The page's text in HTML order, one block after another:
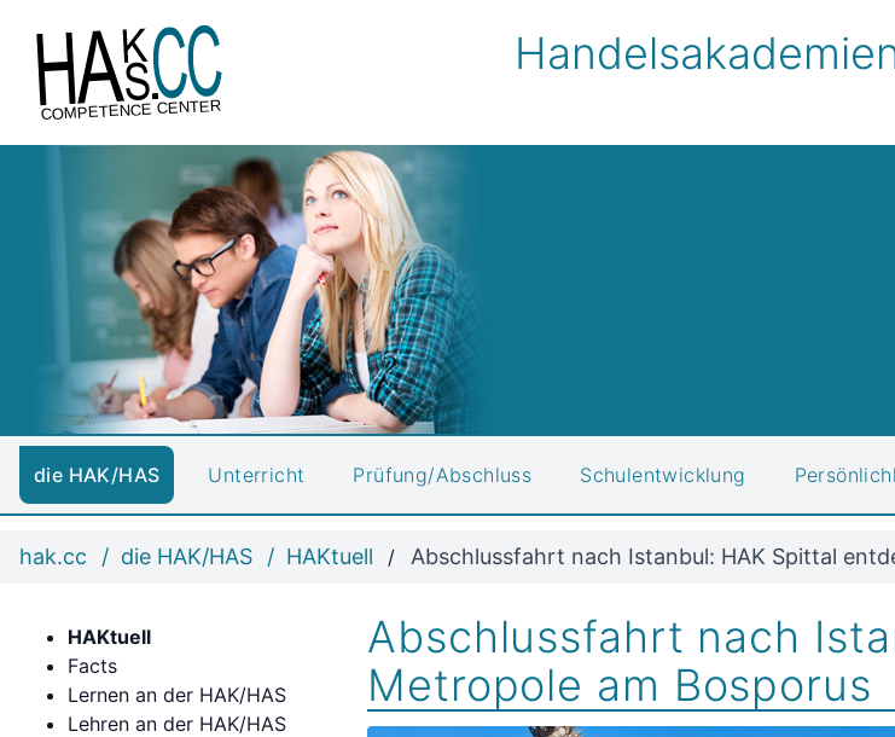
COMPETENCE CENTER
die HAK/HAS Unterricht Prüfung/Abschluss Schulentwicklung
hak.cc die HAK/HAS HAKtuell Abschlussfahrt nach Istanbul: HAK Spittal
HAKtuell
Facts
Lernen an der HAK/HAS
Lehren an der HAK/HAS
Abschlussfahrt nach
Metropole am Bosporus